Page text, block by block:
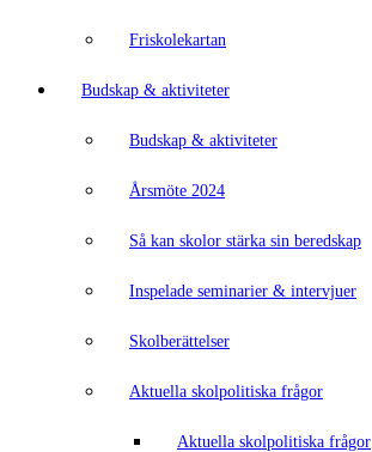
Friskolekartan
Budskap & aktiviteter
Budskap & aktiviteter
Årsmöte 2024
Så kan skolor stärka sin beredskap
Inspelade seminarier & intervjuer
Skolberättelser
Aktuella skolpolitiska frågor
Aktuella skolpolitiska frågor